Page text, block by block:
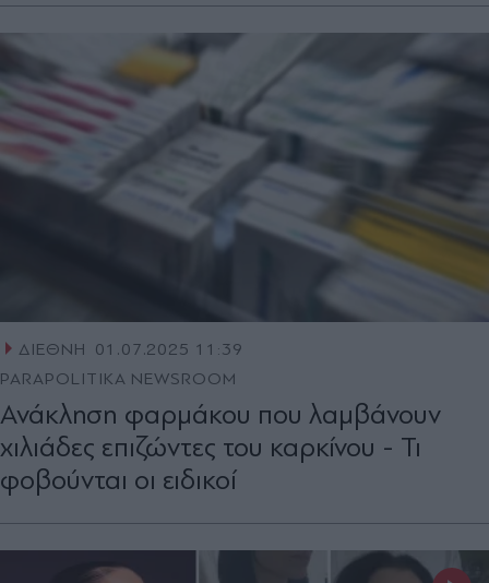
ΔΙΕΘΝΗ
01.07.2025 11:39
PARAPOLITIKA NEWSROOM
Ανάκληση φαρμάκου που λαμβάνουν
χιλιάδες επιζώντες του καρκίνου - Τι
φοβούνται οι ειδικοί